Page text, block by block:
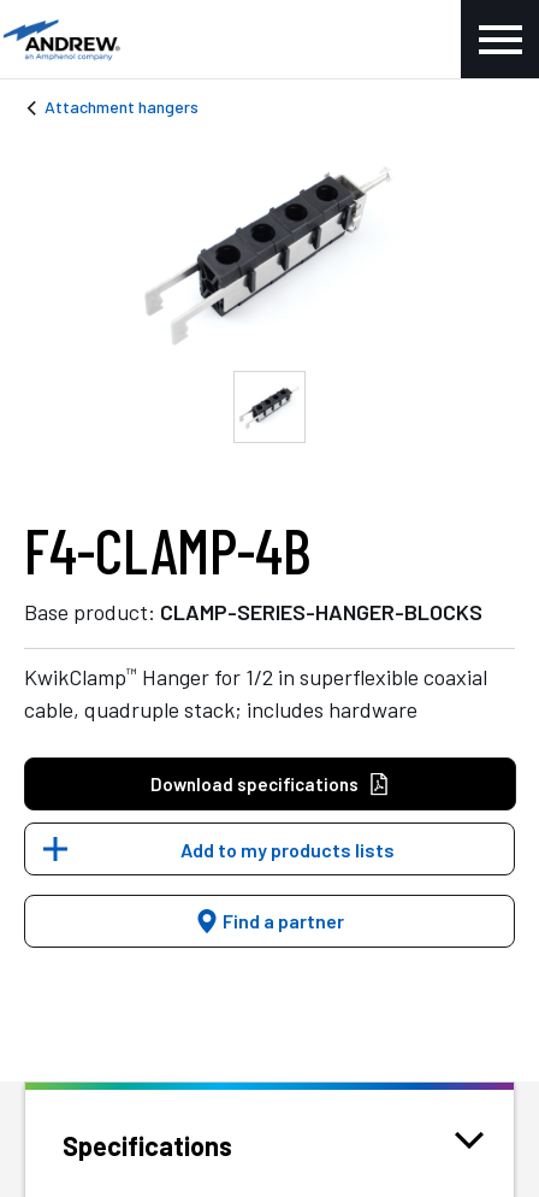
Attachment hangers
F4-CLAMP-4B
Base product: CLAMP-SERIES-HANGER-BLOCKS
KwikClamp™ Hanger for 1/2 in superflexible coaxial
cable, quadruple stack; includes hardware
Download specifications
Add to my products lists
Find a partner
Specifications